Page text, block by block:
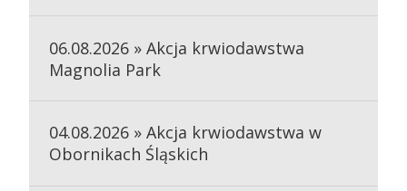
06.08.2026 » Akcja krwiodawstwa
Magnolia Park
04.08.2026 » Akcja krwiodawstwa w
Obornikach Śląskich